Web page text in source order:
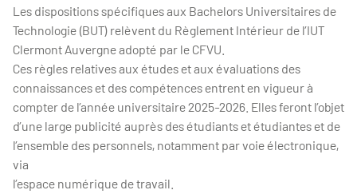
Les dispositions spécifiques aux Bachelors Universitaires de
Technologie (BUT) relèvent du Règlement Intérieur de l’IUT
Clermont Auvergne adopté par le CFVU.
Ces règles relatives aux études et aux évaluations des
connaissances et des compétences entrent en vigueur à
compter de l’année universitaire 2025-2026. Elles feront l’objet
d’une large publicité auprès des étudiants et étudiantes et de
l’ensemble des personnels, notamment par voie électronique,
via
l’espace numérique de travail.